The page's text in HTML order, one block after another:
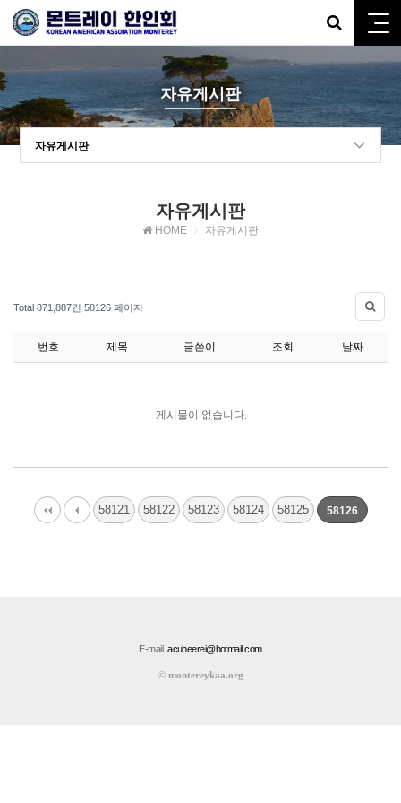
자유게시판
자유게시판
자유게시판
HOME 자유게시판
Total 871,887건 58126 페이지
번호 제목 글쓴이 조회 날짜
게시물이 없습니다.
58121 58122 58123 58124 58125 58126
E-mail.acuheerei@hotmail.com
© montereykaa.org